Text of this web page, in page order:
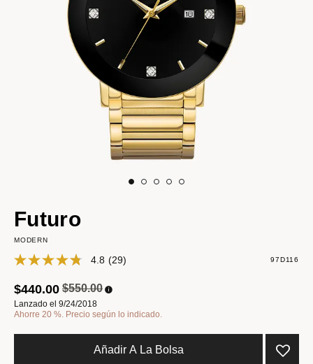
Futuro
MODERN
4.8 (29) 97D116
Precio reducido de
$550.00a
$440.00
Lanzado el 9/24/2018
Ahorre 20 %. Precio según lo indicado.
Añadir A La Bolsa